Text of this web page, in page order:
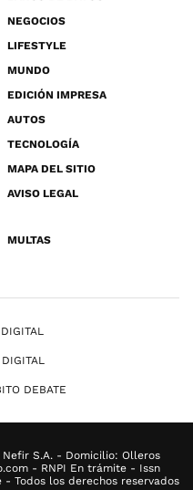
NEGOCIOS
LIFESTYLE
MUNDO
EDICIÓN IMPRESA
AUTOS
TECNOLOGÍA
MAPA DEL SITIO
AVISO LEGAL
MULTAS
DIGITAL
DIGITAL
DEBATE
S.A. - Domicilio: Olleros
- RNPI En trámite - Issn
- Todos los derechos reservados